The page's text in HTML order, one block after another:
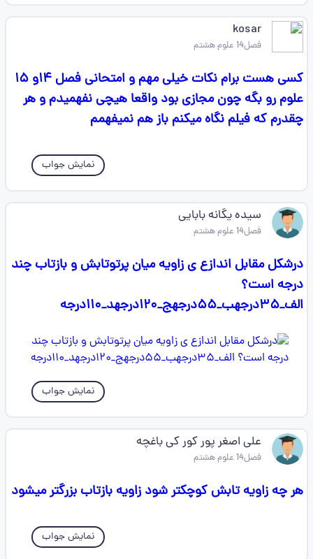
kosar
فصل14 علوم هشتم
کسی هست برام نکات خیلی مهم و امتحانی فصل ۱۴و ۱۵
علوم رو بگه چون مجازی بود واقعا هیچی نفهمیدم و هر
چقدرم که فیلم نگاه میکنم باز هم نمیفهمم
نمایش جواب
سیده یگانه بابایی
فصل14 علوم هشتم
درشکل مقابل اندازع ی زاویه میان پرتوتابش و بازتاب چند
درجه است؟
الف_۳۵درجهب_۵۵درجهج_۱۲۰درجهد_۱۱۰درجه
نمایش جواب
علی اصغر پور کور کی باغچه
فصل14 علوم هشتم
هر چه زاویه تابش کوچکتر شود زاویه بازتاب بزرگتر میشود
نمایش جواب